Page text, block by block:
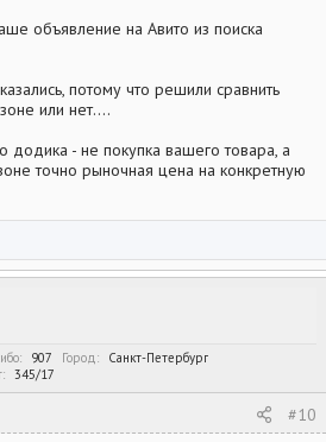
объявление на Авито из поиска
потому что решили сравнить
или нет....
додика - не покупка вашего товара, а
точно рыночная цена на конкретную
907 Город
Санкт-Петербург
345/17
#10